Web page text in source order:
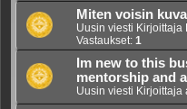
Miten voisin
Uusin viesti Kirjoittaja
Vastaukset: 1
Im new to this
mentorship and
Uusin viesti Kirjoittaja